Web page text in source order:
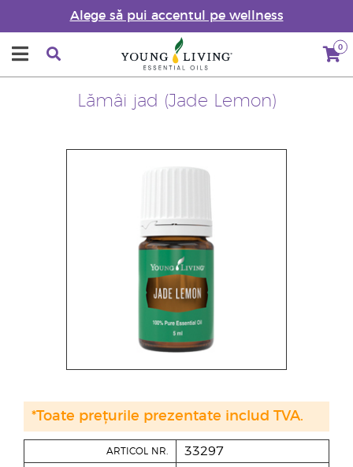
Alege să pui accentul pe wellness
0
Lămâi jad (Jade Lemon)
ARTICOL NR. 33297
*Toate prețurile prezentate includ TVA.